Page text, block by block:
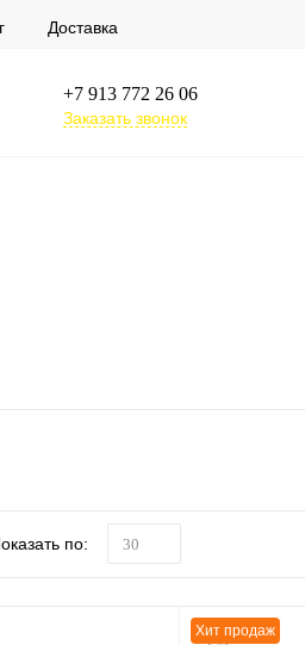
Доставка
+7 913 772 26 06
Заказать звонок
по: 30
Хит продаж